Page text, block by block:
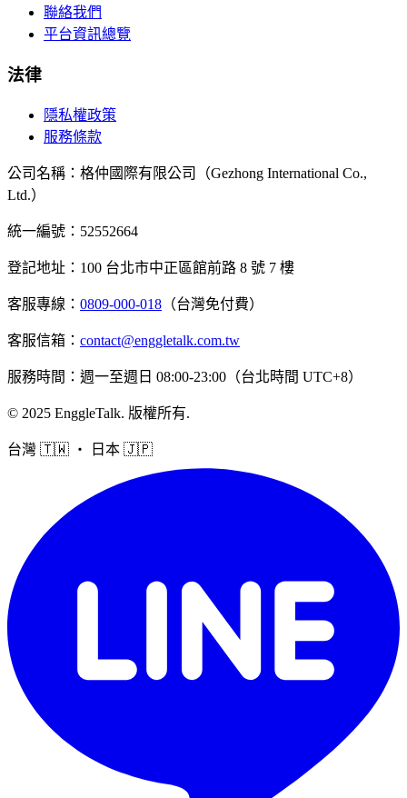
聯絡我們
平台資訊總覽
法律
隱私權政策
服務條款
公司名稱 ： 格仲國際有限公司（Gezhong International Co.,
Ltd.）
統一編號 ：52552664
登記地址 ： 100 台北市中正區館前路 8 號 7 樓
客服專線 ： 0809-000-018 （台灣免付費）
客服信箱 ： contact@enggletalk.com.tw
服務時間 ： 週一至週日 08:00-23:00（台北時間 UTC+8）
© 2025 EnggleTalk. 版權所有.
台灣 🇹🇼 ・ 日本 🇯🇵